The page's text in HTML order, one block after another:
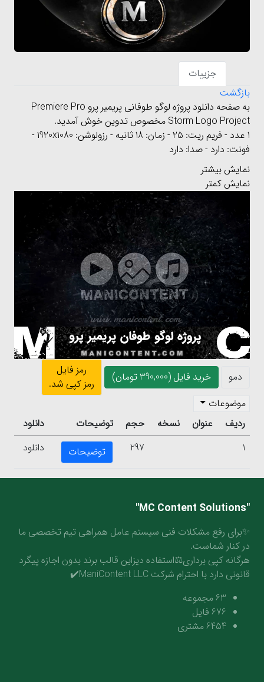
جزییات
بازگشت
به صفحه دانلود پروژه لوگو طوفانی پریمیر پرو Premiere Pro
Storm Logo Project مخصوص تدوین خوش آمدید.
1 عدد - فریم ریت: 25 -
زمان: 18 ثانیه - رزولوشن: 1920x1080
-
فونت: دارد - صدا: دارد
نمایش بیشتر
نمایش کمتر
دمو خرید فایل (390,000 تومان)
رمز فایل
رمز کپی شد.
موضوعات
ردیف
عنوان نسخه حجم توضیحات
دانلود
1
297 توضیحات دانلود
"MC Content Solutions"
✨برای رفع مشکلات فنی سیستم عامل همراهی تیم تخصصی ما
در کنار شماست.
هرگانه کپی برداری⚖️استفاده دیزاین قالب برند بدون اجازه پیگرد
قانونی دارد با احترام شرکت ManiContent LLC✔️
63مجموعه
676 فایل
6454مشتری